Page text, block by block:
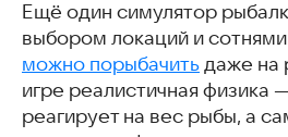
Ещё один симулятор
выбором локаций и
можно порыбачить даже на
игре реалистичная физика
реагирует на вес рыбы, а